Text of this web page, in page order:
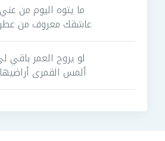
ما يتوه اليوم من
عاشقك معروف من عطر
لو يروح العمر باقي
ألمس القمرى